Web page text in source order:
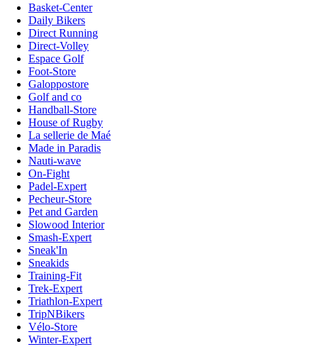
Basket-Center
Daily Bikers
Direct Running
Direct-Volley
Espace Golf
Foot-Store
Galoppostore
Golf and co
Handball-Store
House of Rugby
La sellerie de Maé
Made in Paradis
Nauti-wave
On-Fight
Padel-Expert
Pecheur-Store
Pet and Garden
Slowood Interior
Smash-Expert
Sneak'In
Sneakids
Training-Fit
Trek-Expert
Triathlon-Expert
TripNBikers
Vélo-Store
Winter-Expert